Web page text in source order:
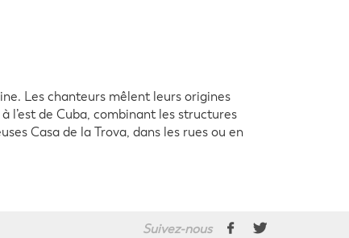
Les chanteurs mêlent leurs origines
l’est de Cuba, combinant les structures
Casa de la Trova, dans les rues ou en
Suivez-nous